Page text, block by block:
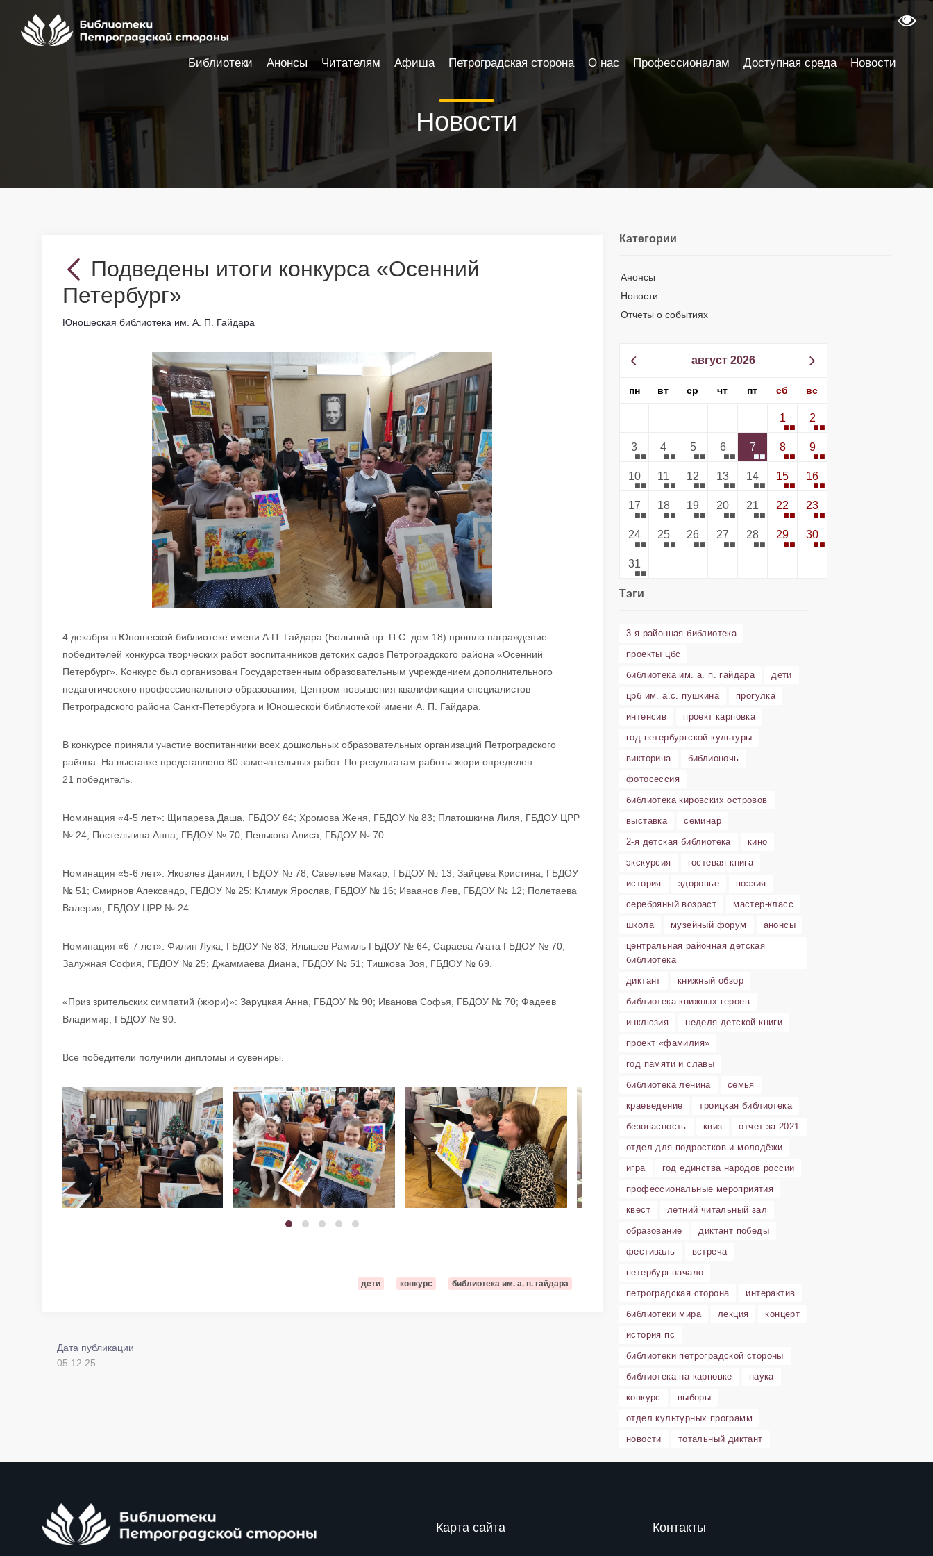
Новости
Подведены итоги конкурса «Осенний
Петербург»
Юношеская библиотека им. А. П. Гайдара
4 декабря в Юношеской библиотеке имени А.П. Гайдара (Большой пр. П.С. дом 18) прошло награждение
победителей конкурса творческих работ воспитанников детских садов Петроградского района «Осенний
Петербург». Конкурс был организован Государственным образовательным учреждением дополнительного
педагогического профессионального образования, Центром повышения квалификации специалистов
Петроградского района Санкт-Петербурга и Юношеской библиотекой имени А. П. Гайдара.
В конкурсе приняли участие воспитанники всех дошкольных образовательных организаций Петроградского
района. На выставке представлено 80 замечательных работ. По результатам работы жюри определен
21 победитель.
Номинация «4-5 лет»: Щипарева Даша, ГБДОУ 64; Хромова Женя, ГБДОУ № 83; Платошкина Лиля, ГБДОУ ЦРР
№ 24; Постельгина Анна, ГБДОУ № 70; Пенькова Алиса, ГБДОУ № 70.
Номинация «5-6 лет»: Яковлев Даниил, ГБДОУ № 78; Савельев Макар, ГБДОУ № 13; Зайцева Кристина, ГБДОУ
№ 51; Смирнов Александр, ГБДОУ № 25; Климук Ярослав, ГБДОУ № 16; Иваанов Лев, ГБДОУ № 12; Полетаева
Валерия, ГБДОУ ЦРР № 24.
Номинация «6-7 лет»: Филин Лука, ГБДОУ № 83; Ялышев Рамиль ГБДОУ № 64; Сараева Агата ГБДОУ № 70;
Залужная София, ГБДОУ № 25; Джаммаева Диана, ГБДОУ № 51; Тишкова Зоя, ГБДОУ № 69.
«Приз зрительских симпатий (жюри)»: Заруцкая Анна, ГБДОУ № 90; Иванова Софья, ГБДОУ № 70; Фадеев
Владимир, ГБДОУ № 90.
Все победители получили дипломы и сувениры.
дети конкурс библиотека им. а. п. гайдара
Дата публикации
05.12.25
Категории
Анонсы
Новости
Отчеты о событиях
август 2026
пн вт ср чт пт сб вс
1 2
3 4 5 6 7 8 9
10 11 12 13 14 15 16
17 18 19 20 21 22 23
24 25 26 27 28 29 30
31
Тэги
3-я районная библиотека
проекты цбс
библиотека им. а. п. гайдара
дети
црб им. а.с. пушкина
прогулка
интенсив
проект карповка
год петербургской культуры
викторина
библионочь
фотосессия
библиотека кировских островов
выставка
семинар
2-я детская библиотека
кино
экскурсия
гостевая книга
история
здоровье
поэзия
серебряный возраст
мастер-класс
школа
музейный форум
анонсы
центральная районная детская
библиотека
диктант
книжный обзор
библиотека книжных героев
инклюзия
неделя детской книги
проект «фамилия»
год памяти и славы
библиотека ленина
семья
краеведение
троицкая библиотека
безопасность
квиз
отчет за 2021
отдел для подростков и молодёжи
игра
год единства народов россии
профессиональные мероприятия
квест
летний читальный зал
образование
диктант победы
фестиваль
встреча
петербург.начало
петроградская сторона
интерактив
библиотеки мира
лекция
концерт
история пс
библиотеки петроградской стороны
библиотека на карповке
наука
конкурс
выборы
отдел культурных программ
новости
тотальный диктант
Карта сайта Контакты
Библиотеки Анонсы Читателям Афиша Петроградская сторона О нас Профессионалам Доступная среда Новости
Настройки доступности